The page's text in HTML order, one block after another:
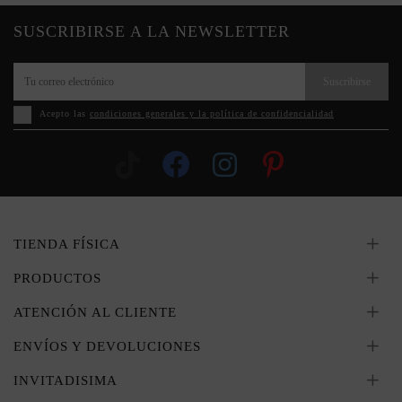
SUSCRIBIRSE A LA NEWSLETTER
Acepto las condiciones generales y la política de confidencialidad
TIENDA FÍSICA
PRODUCTOS
ATENCIÓN AL CLIENTE
ENVÍOS Y DEVOLUCIONES
INVITADISIMA